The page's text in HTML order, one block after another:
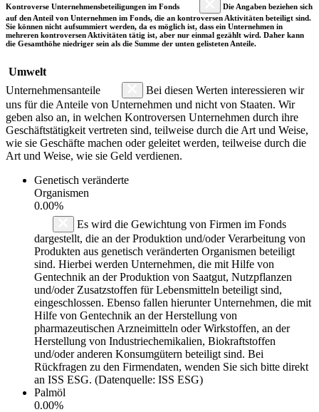
Kontroverse Unternehmensbeteiligungen im Fonds
Die Angaben beziehen sich
auf den Anteil von Unternehmen im Fonds, die an kontroversen Aktivitäten beteiligt sind.
Sie können nicht aufsummiert werden, da es möglich ist, dass ein Unternehmen in
mehreren kontroversen Aktivitäten tätig ist, aber nur einmal gezählt wird. Daher kann
die Gesamthöhe niedriger sein als die Summe der unten gelisteten Anteile.
Umwelt
Unternehmensanteile
Bei diesen Werten interessieren wir
uns für die Anteile von Unternehmen und nicht von Staaten. Wir
geben also an, in welchen Kontroversen Unternehmen durch ihre
Geschäftstätigkeit vertreten sind, teilweise durch die Art und Weise,
wie sie Geschäfte machen oder geleitet werden, teilweise durch die
Art und Weise, wie sie Geld verdienen.
Genetisch veränderte
Organismen
0.00%
Es wird die Gewichtung von Firmen im Fonds
dargestellt, die an der Produktion und/oder Verarbeitung von
Produkten aus genetisch veränderten Organismen beteiligt
sind. Hierbei werden Unternehmen, die mit Hilfe von
Gentechnik an der Produktion von Saatgut, Nutzpflanzen
und/oder Zusatzstoffen für Lebensmitteln beteiligt sind,
eingeschlossen. Ebenso fallen hierunter Unternehmen, die mit
Hilfe von Gentechnik an der Herstellung von
pharmazeutischen Arzneimitteln oder Wirkstoffen, an der
Herstellung von Industriechemikalien, Biokraftstoffen
und/oder anderen Konsumgütern beteiligt sind. Bei
Rückfragen zu den Firmendaten, wenden Sie sich bitte direkt
an ISS ESG. (Datenquelle: ISS ESG)
Palmöl
0.00%